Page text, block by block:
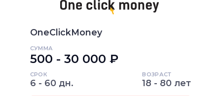
OneClickMoney
СУММА
500 - 30 000 ₽
СРОК
6 - 60 дн.
ВОЗРАСТ
18 - 80 лет